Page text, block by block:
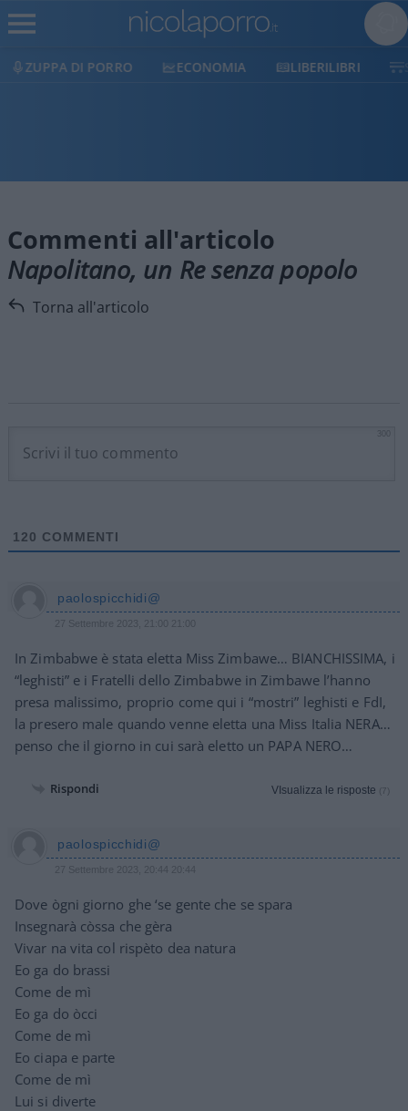
ZUPPA DI PORRO ECONOMIA LIBERILIBRI
Commenti all'articolo
Napolitano, un Re senza popolo
Torna all'articolo
120 COMMENTI
paolospicchidi@
27 Settembre 2023, 21:00 21:00
In Zimbabwe è stata eletta Miss Zimbawe… BIANCHISSIMA, i
“leghisti” e i Fratelli dello Zimbabwe in Zimbawe l’hanno
presa malissimo, proprio come qui i “mostri” leghisti e FdI,
la presero male quando venne eletta una Miss Italia NERA…
penso che il giorno in cui sarà eletto un PAPA NERO…
Rispondi VIsualizza le risposte (7)
paolospicchidi@
27 Settembre 2023, 20:44 20:44
Dove ògni giorno ghe ‘se gente che se spara
Insegnarà còssa che gèra
Vivar na vita col rispèto dea natura
Eo ga do brassi
Come de mì
Eo ga do òcci
Come de mì
Eo ciapa e parte
Come de mì
Lui si diverte